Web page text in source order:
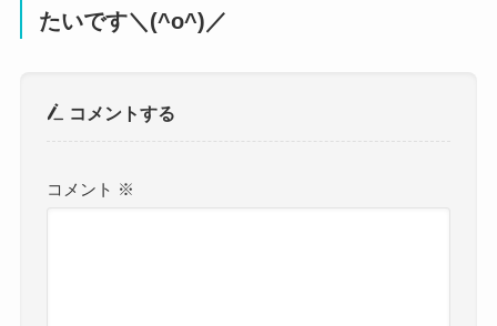
たいです＼(^o^)／
コメントする
コメント ※